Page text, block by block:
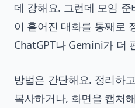
데 강해요. 그런데 모임
이 흩어진 대화를 통째로
ChatGPT나 Gemini가 더
방법은 간단해요. 정리하
복사하거나, 화면을 캡처